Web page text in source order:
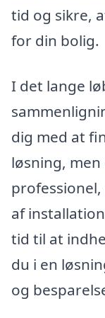
tid og sikre,
for din bolig.
I det lange
dig med at
løsning,
af
tid til at
du i en
og